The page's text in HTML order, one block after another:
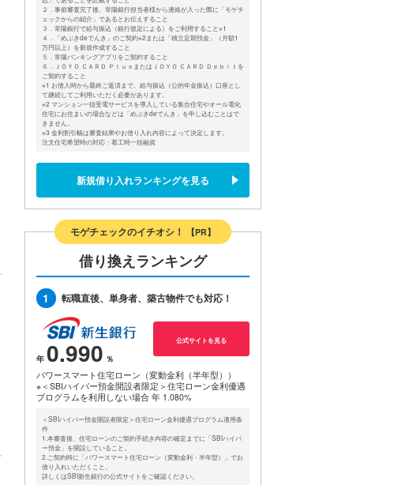
２．事前審査完了後、常陽銀行担当者様から連絡が入った際に「モゲチ
ェックからの紹介」であるとお伝えすること
３．常陽銀行で給与振込（銀行規定による）をご利用すること※1
４．「めぶきdeでんき」のご契約※2または「積立定期預金」（月額1
万円以上）を新規作成すること
５．常陽バンキングアプリをご契約すること
６．ＪＯＹＯ ＣＡＲＤ ＰｌｕｓまたはＪＯＹＯ ＣＡＲＤ Ｄｅｂｉｔを
ご契約すること
※1 お借入時から最終ご返済まで、給与振込（公的年金振込）口座とし
て継続してご利用いただく必要があります。
※2 マンション一括受電サービスを導入している集合住宅やオール電化
住宅にお住まいの場合などは「めぶきdeでんき」を申し込むことはで
きません。
※3 金利割引幅は審査結果やお借り入れ内容によって決定します。
注文住宅希望時の対応：着工時一括融資
新規借り入れランキングを見る
モゲチェックのイチオシ！ 【PR】
借り換えランキング
1 転職直後、単身者、築古物件でも対応！
0.990 公式サイトを見る
パワースマート住宅ローン（変動金利（半年型））
※＜SBIハイパー預金開設者限定＞住宅ローン金利優遇
プログラムを利用しない場合 年 1.080%
＜SBIハイパー預金開設者限定＞住宅ローン金利優遇プログラム適用条
件
1.本審査後、住宅ローンのご契約手続き内容の確定までに「SBIハイパ
ー預金」を開設していること。
2.ご契約時に「パワースマート住宅ローン（変動金利・半年型）」でお
借り入れいただくこと。
詳しくはSBI新生銀行の公式サイトをご確認ください。